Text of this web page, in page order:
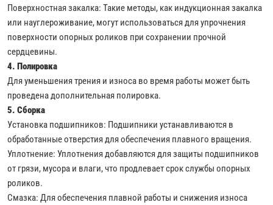
Поверхностная закалка: Такие методы, как индукционная закалка
или науглероживание, могут использоваться для упрочнения
поверхности опорных роликов при сохранении прочной
сердцевины.
4. Полировка
Для уменьшения трения и износа во время работы может быть
проведена дополнительная полировка.
5. Сборка
Установка подшипников: Подшипники устанавливаются в
обработанные отверстия для обеспечения плавного вращения.
Уплотнение: Уплотнения добавляются для защиты подшипников
от грязи, мусора и влаги, что продлевает срок службы опорных
роликов.
Смазка: Для обеспечения плавной работы и снижения износа